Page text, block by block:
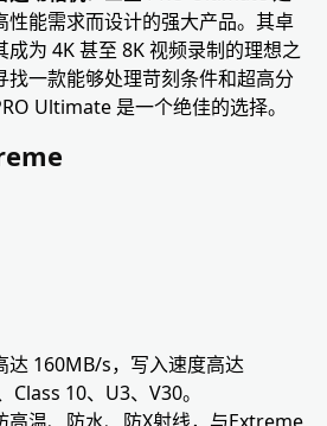
性能需求而设计的强大产品。其卓
成为 4K 甚至 8K 视频录制的理想之
找一款能够处理苛刻条件和超高分
Ultimate 是一个绝佳的选择。
达 160MB/s，写入速度高达
10、U3、V30。